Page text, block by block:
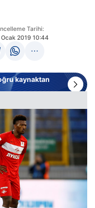
Tarihi:
2019 10:44
kaynaktan